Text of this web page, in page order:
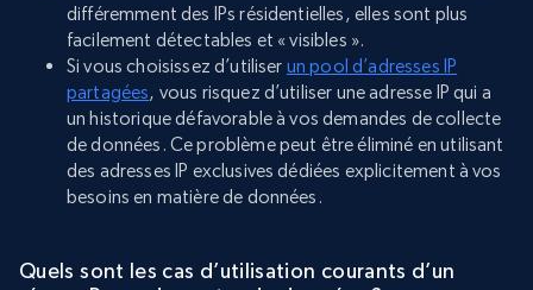
différemment des IPs résidentielles, elles sont plus
facilement détectables et « visibles ».
Si vous choisissez d’utiliser un pool d’adresses IP
partagées, vous risquez d’utiliser une adresse IP qui a
un historique défavorable à vos demandes de collecte
de données. Ce problème peut être éliminé en utilisant
des adresses IP exclusives dédiées explicitement à vos
besoins en matière de données.
Quels sont les cas d’utilisation courants d’un